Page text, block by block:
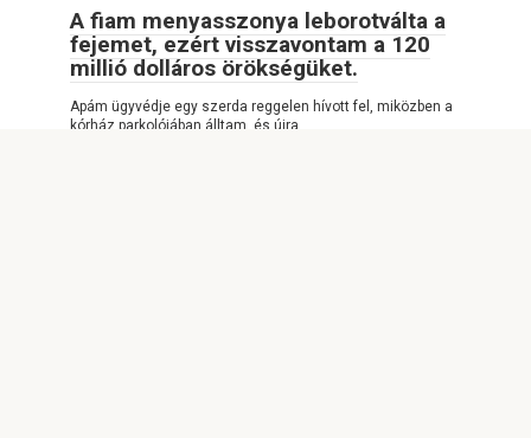
A fiam menyasszonya leborotválta a
fejemet, ezért visszavontam a 120
millió dolláros örökségüket.
Apám ügyvédje egy szerda reggelen hívott fel, miközben a
kórház parkolójában álltam, és újra